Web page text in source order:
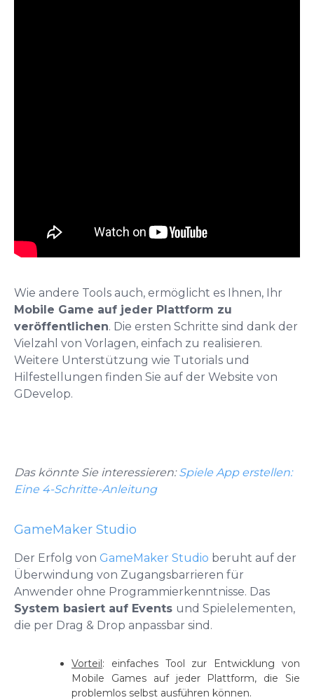
Wie andere Tools auch, ermöglicht es Ihnen, Ihr
Mobile Game auf jeder Plattform zu
veröffentlichen. Die ersten Schritte sind dank der
Vielzahl von Vorlagen, einfach zu realisieren.
Weitere Unterstützung wie Tutorials und
Hilfestellungen finden Sie auf der Website von
GDevelop.
Das könnte Sie interessieren:Spiele App erstellen:
Eine 4-Schritte-Anleitung
GameMaker Studio
Der Erfolg von GameMaker Studio beruht auf der
Überwindung von Zugangsbarrieren für
Anwender ohne Programmierkenntnisse. Das
System basiert auf Events und Spielelementen,
die per Drag & Drop anpassbar sind.
Vorteil: einfaches Tool zur Entwicklung von
Mobile Games auf jeder Plattform, die Sie
problemlos selbst ausführen können.